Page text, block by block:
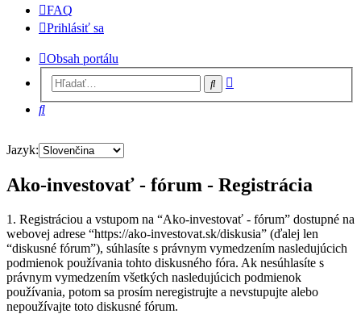
FAQ
Prihlásiť sa
Obsah portálu
Hľadať
Hľadať
Jazyk:
Ako-investovať - fórum - Registrácia
1. Registráciou a vstupom na “Ako-investovať - fórum” dostupné na
webovej adrese “https://ako-investovat.sk/diskusia” (ďalej len
“diskusné fórum”), súhlasíte s právnym vymedzením nasledujúcich
podmienok používania tohto diskusného fóra. Ak nesúhlasíte s
právnym vymedzením všetkých nasledujúcich podmienok
používania, potom sa prosím neregistrujte a nevstupujte alebo
nepoužívajte toto diskusné fórum.